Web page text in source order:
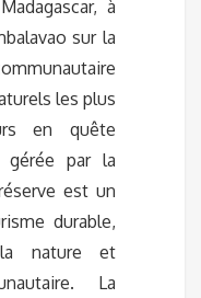
à
sur la
les plus
en quête
gérée par la
est un
durable,
nature et
La